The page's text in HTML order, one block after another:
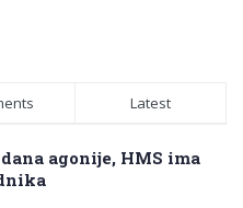
Latest
agonije, HMS ima